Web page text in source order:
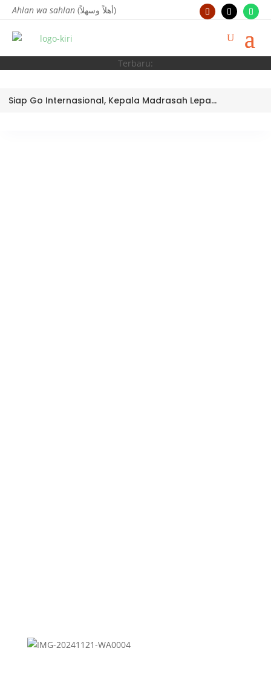
Ahlan wa sahlan (أهلاً وسهلاً)
Terbaru:
Siap Go Internasional, Kepala Madrasah Lepas Tim Robotik MTsN 3 Kota Padang Ikuti World Robotic Center Competition 2026 di Malaysia